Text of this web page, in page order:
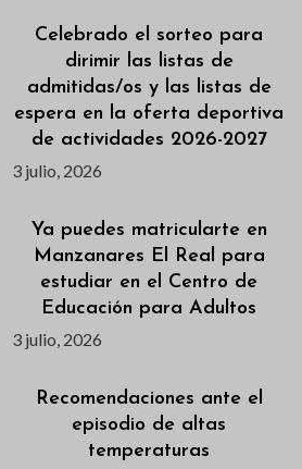
Celebrado el sorteo para
dirimir las listas de
admitidas/os y las listas de
espera en la oferta deportiva
de actividades 2026-2027
3 julio, 2026
Ya puedes matricularte en
Manzanares El Real para
estudiar en el Centro de
Educación para Adultos
3 julio, 2026
Recomendaciones ante el
episodio de altas
temperaturas